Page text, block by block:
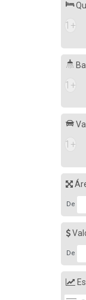
1+
1+
1+
De
De